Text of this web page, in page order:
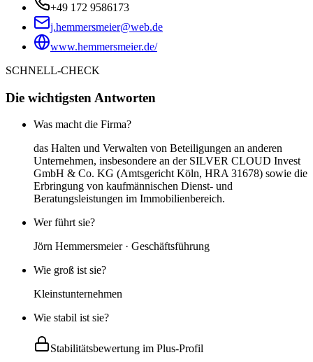
+49 172 9586173
j.hemmersmeier@web.de
www.hemmersmeier.de/
SCHNELL-CHECK
Die wichtigsten Antworten
Was macht die Firma?
das Halten und Verwalten von Beteiligungen an anderen
Unternehmen, insbesondere an der SILVER CLOUD Invest
GmbH & Co. KG (Amtsgericht Köln, HRA 31678) sowie die
Erbringung von kaufmännischen Dienst- und
Beratungsleistungen im Immobilienbereich.
Wer führt sie?
Jörn Hemmersmeier · Geschäftsführung
Wie groß ist sie?
Kleinstunternehmen
Wie stabil ist sie?
Stabilitätsbewertung im Plus-Profil